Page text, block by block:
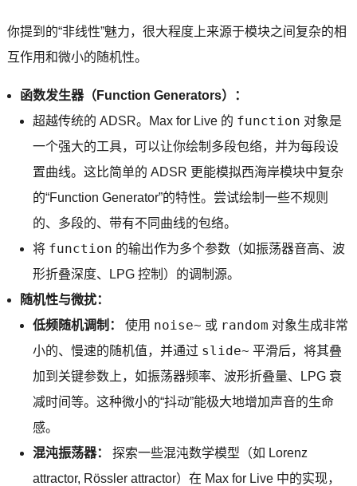
你提到的“非线性”魅力，很大程度上来源于模块之间复杂的相
互作用和微小的随机性。
函数发生器（Function Generators）：
超越传统的 ADSR。Max for Live 的 function 对象是
一个强大的工具，可以让你绘制多段包络，并为每段设
置曲线。这比简单的 ADSR 更能模拟西海岸模块中复杂
的“Function Generator”的特性。尝试绘制一些不规则
的、多段的、带有不同曲线的包络。
将 function 的输出作为多个参数（如振荡器音高、波
形折叠深度、LPG 控制）的调制源。
随机性与微扰：
低频随机调制：
使用 noise~ 或 random 对象生成非常
小的、慢速的随机值，并通过 slide~ 平滑后，将其叠
加到关键参数上，如振荡器频率、波形折叠量、LPG 衰
减时间等。这种微小的“抖动”能极大地增加声音的生命
感。
混沌振荡器：
探索一些混沌数学模型（如 Lorenz
attractor, Rössler attractor）在 Max for Live 中的实现，